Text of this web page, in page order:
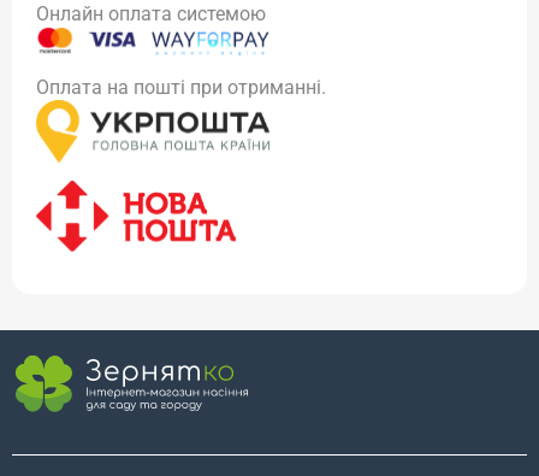
Онлайн оплата системою
Оплата на пошті при отриманні.